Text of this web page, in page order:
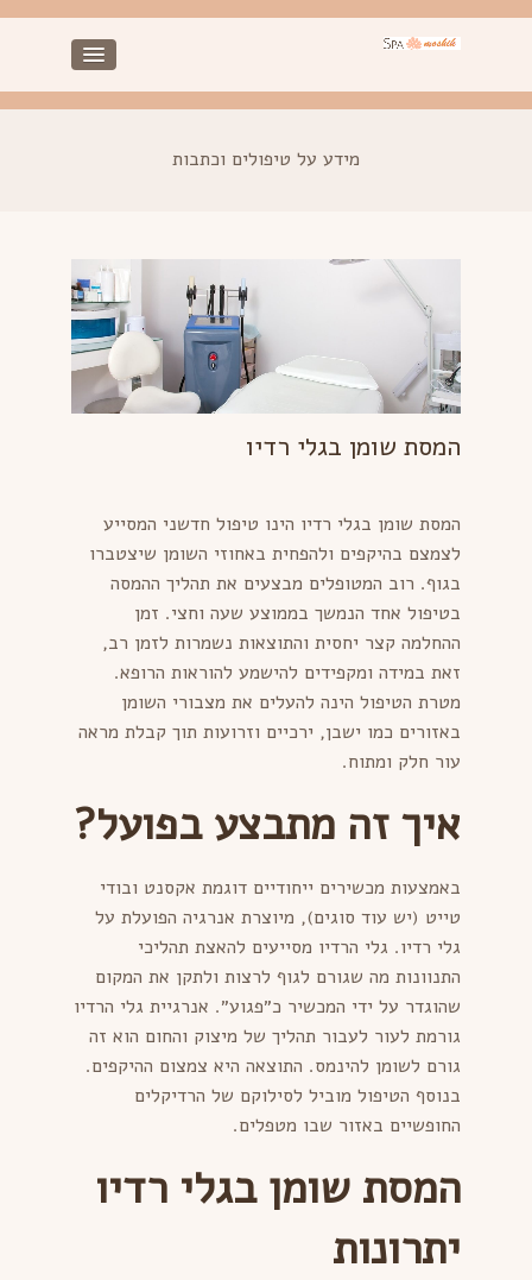
מידע על טיפולים וכתבות
המסת שומן בגלי רדיו
המסת שומן בגלי רדיו הינו טיפול חדשני המסייע
לצמצם בהיקפים ולהפחית באחוזי השומן שיצטברו
בגוף. רוב המטופלים מבצעים את תהליך ההמסה
בטיפול אחד הנמשך בממוצע שעה וחצי. זמן
ההחלמה קצר יחסית והתוצאות נשמרות לזמן רב,
זאת במידה ומקפידים להישמע להוראות הרופא.
מטרת הטיפול הינה להעלים את מצבורי השומן
באזורים כמו ישבן, ירכיים וזרועות תוך קבלת מראה
עור חלק ומתוח.
איך זה מתבצע בפועל?
באמצעות מכשירים ייחודיים דוגמת אקסנט ובודי
טייט (יש עוד סוגים), מיוצרת אנרגיה הפועלת על
גלי רדיו. גלי הרדיו מסייעים להאצת תהליכי
התנוונות מה שגורם לגוף לרצות ולתקן את המקום
שהוגדר על ידי המכשיר כ״פגוע״. אנרגיית גלי הרדיו
גורמת לעור לעבור תהליך של מיצוק והחום הוא זה
גורם לשומן להינמס. התוצאה היא צמצום ההיקפים.
בנוסף הטיפול מוביל לסילוקם של הרדיקלים
החופשיים באזור שבו מטפלים.
המסת שומן בגלי רדיו
יתרונות